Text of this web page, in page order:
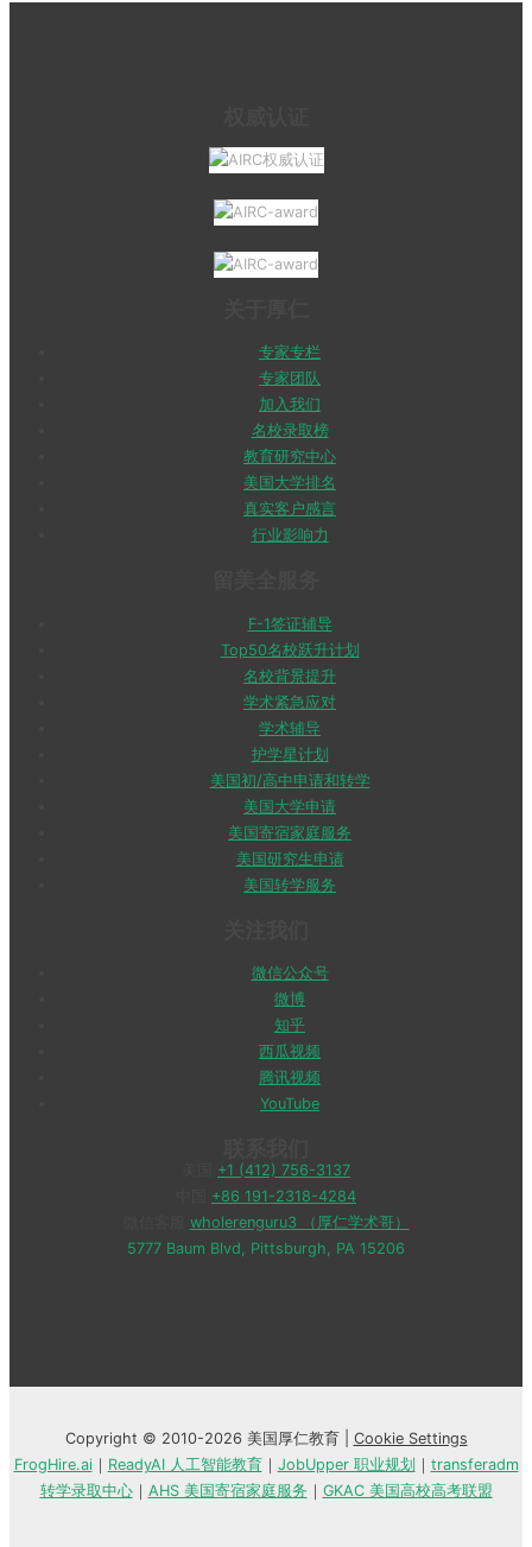
专家专栏
专家团队
加入我们
名校录取榜
教育研究中心
美国大学排名
真实客户感言
行业影响力
F-1签证辅导
Top50名校跃升计划
名校背景提升
学术紧急应对
学术辅导
护学星计划
美国初/高中申请和转学
美国大学申请
美国寄宿家庭服务
美国研究生申请
美国转学服务
微信公众号
微博
知乎
西瓜视频
腾讯视频
YouTube
+1 (412) 756-3137
+86 191-2318-4284
wholerenguru3 （厚仁学术哥）
5777 Baum Blvd, Pittsburgh, PA 15206
Copyright © 2010-2026 美国厚仁教育 | Cookie Settings
FrogHire.ai｜ ReadyAI 人工智能教育｜ JobUpper 职业规划 ｜ transferadm
转学录取中心｜ AHS 美国寄宿家庭服务 ｜ GKAC 美国高校高考联盟